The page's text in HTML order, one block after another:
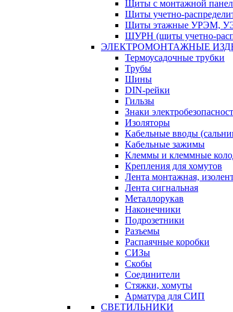
Щиты с монтажной
Щиты учетно-
Щиты этажные УРЭМ,
ЩУРН (щиты учетно-
ЭЛЕКТРОМОНТАЖНЫЕ
Термоусадочные трубки
Трубы
Шины
DIN-рейки
Гильзы
Знаки
Изоляторы
Кабельные вводы
Кабельные зажимы
Клеммы и клеммные
Крепления для хомутов
Лента монтажная,
Лента сигнальная
Металлорукав
Наконечники
Подрозетники
Разъемы
Распаячные коробки
СИЗы
Скобы
Соединители
Стяжки, хомуты
Арматура для СИП
СВЕТИЛЬНИКИ